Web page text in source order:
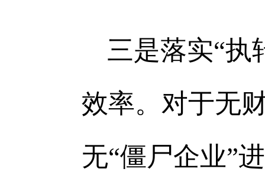
三是落实“执
效率。对于无
无“僵尸企业”